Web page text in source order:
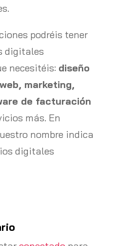
podréis tener
digitales
necesitéis: diseño
marketing,
de facturación
más. En
nombre indica
digitales